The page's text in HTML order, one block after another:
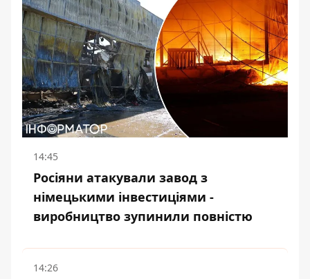
14:45
Росіяни атакували завод з
німецькими інвестиціями -
виробництво зупинили повністю
14:26